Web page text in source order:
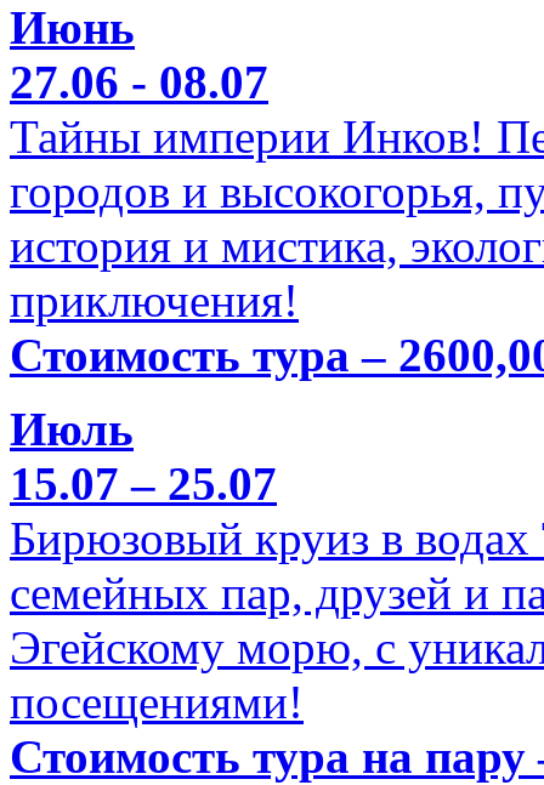
Июнь
27.06 - 08.07
Тайны империи Инков!
городов и высокогорья,
история и мистика,
приключения!
Стоимость тура –
Июль
15.07 – 25.07
Бирюзовый круиз в
семейных пар, друзей и
Эгейскому морю, с
посещениями!
Стоимость тура на пару